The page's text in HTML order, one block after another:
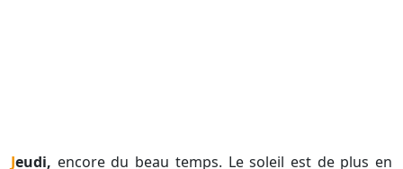
Jeudi, encore du beau temps. Le soleil est de plus en